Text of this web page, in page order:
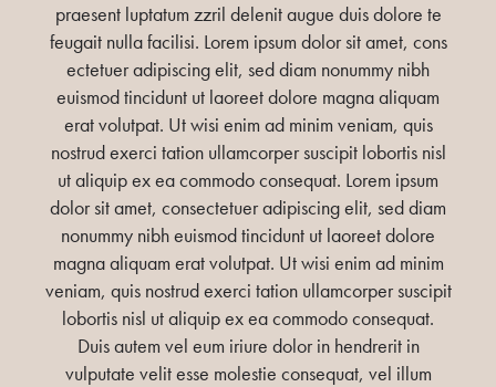
praesent luptatum zzril delenit augue duis dolore te
feugait nulla facilisi. Lorem ipsum dolor sit amet, cons
ectetuer adipiscing elit, sed diam nonummy nibh
euismod tincidunt ut laoreet dolore magna aliquam
erat volutpat. Ut wisi enim ad minim veniam, quis
nostrud exerci tation ullamcorper suscipit lobortis nisl
ut aliquip ex ea commodo consequat. Lorem ipsum
dolor sit amet, consectetuer adipiscing elit, sed diam
nonummy nibh euismod tincidunt ut laoreet dolore
magna aliquam erat volutpat. Ut wisi enim ad minim
veniam, quis nostrud exerci tation ullamcorper suscipit
lobortis nisl ut aliquip ex ea commodo consequat.
Duis autem vel eum iriure dolor in hendrerit in
vulputate velit esse molestie consequat, vel illum